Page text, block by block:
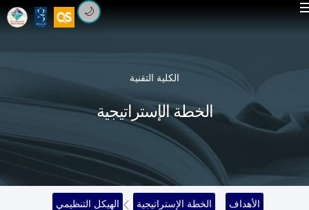
🌙
الكلية التقنية
الخطة الإستراتيجية
الهيكل التنظيمي الخطة الإستراتيجية الأهداف